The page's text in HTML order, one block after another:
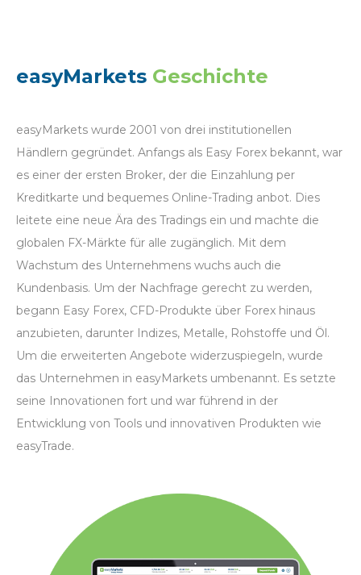
easyMarkets Geschichte
easyMarkets wurde 2001 von drei institutionellen
Händlern gegründet. Anfangs als Easy Forex bekannt, war
es einer der ersten Broker, der die Einzahlung per
Kreditkarte und bequemes Online-Trading anbot. Dies
leitete eine neue Ära des Tradings ein und machte die
globalen FX-Märkte für alle zugänglich. Mit dem
Wachstum des Unternehmens wuchs auch die
Kundenbasis. Um der Nachfrage gerecht zu werden,
begann Easy Forex, CFD-Produkte über Forex hinaus
anzubieten, darunter Indizes, Metalle, Rohstoffe und Öl.
Um die erweiterten Angebote widerzuspiegeln, wurde
das Unternehmen in easyMarkets umbenannt. Es setzte
seine Innovationen fort und war führend in der
Entwicklung von Tools und innovativen Produkten wie
easyTrade.